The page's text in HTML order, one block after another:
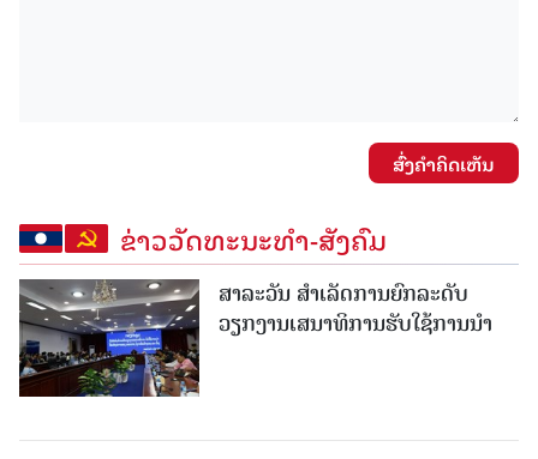
ສົ່ງຄໍາຄິດເຫັນ
ຂ່າວວັດທະນະທຳ-ສັງຄົມ
ສາລະວັນ ສໍາເລັດການຍົກລະດັບ
ວຽກງານເສນາທິການຮັບໃຊ້ການນໍາ